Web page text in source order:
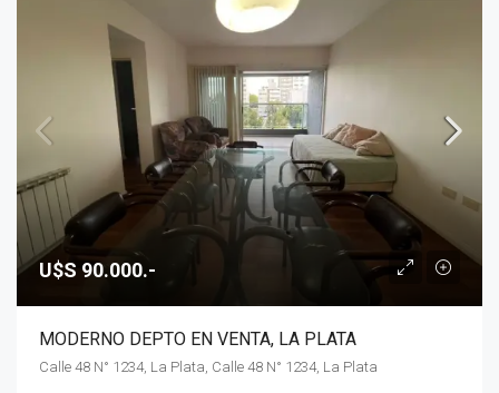
U$S 90.000.-
MODERNO DEPTO EN VENTA, LA PLATA
Calle 48 N° 1234, La Plata, Calle 48 N° 1234, La Plata